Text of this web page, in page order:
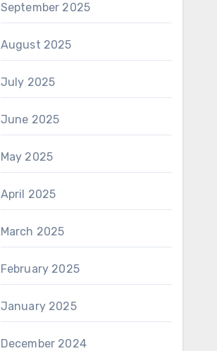
September 2025
August 2025
July 2025
June 2025
May 2025
April 2025
March 2025
February 2025
January 2025
December 2024